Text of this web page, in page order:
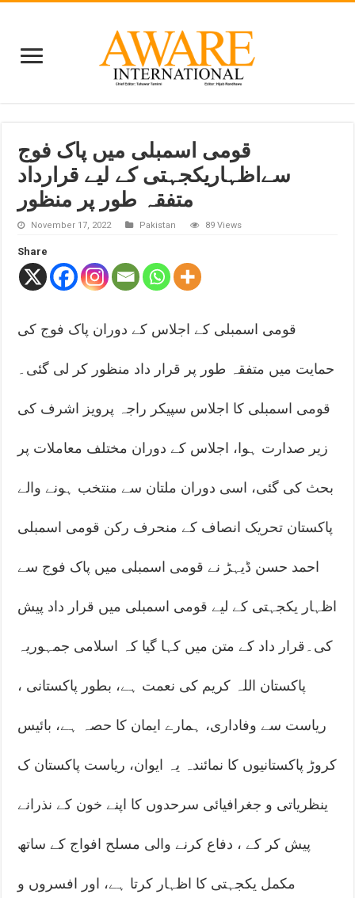
قومی اسمبلی میں پاک فوج
سےاظہاریکجہتی کے لیے قرارداد
متفقہ طور پر منظور
November 17, 2022 Pakistan 89 Views
Share
قومی اسمبلی کے اجلاس کے دوران پاک فوج کی
حمایت میں متفقہ طور پر قرار داد منظور کر لی گئی۔
قومی اسمبلی کا اجلاس سپیکر راجہ پرویز اشرف کی
زیر صدارت ہوا، اجلاس کے دوران مختلف معاملات پر
بحث کی گئی، اسی دوران ملتان سے منتخب ہونے والے
پاکستان تحریک انصاف کے منحرف رکن قومی اسمبلی
احمد حسن ڈیہڑ نے قومی اسمبلی میں پاک فوج سے
اظہار یکجہتی کے لیے قومی اسمبلی میں قرار داد پیش
کی۔قرار داد کے متن میں کہا گیا کہ اسلامی جمہوریہ
پاکستان اللہ کریم کی نعمت ہے، بطور پاکستانی ،
ریاست سے وفاداری، ہمارے ایمان کا حصہ ہے، بائیس
کروڑ پاکستانیوں کا نمائندہ یہ ایوان، ریاست پاکستان ک
ینظریاتی و جغرافیائی سرحدوں کا اپنے خون کے نذرانے
پیش کر کے ، دفاع کرنے والی مسلح افواج کے ساتھ
مکمل یکجہتی کا اظہار کرتا ہے، اور افسروں و